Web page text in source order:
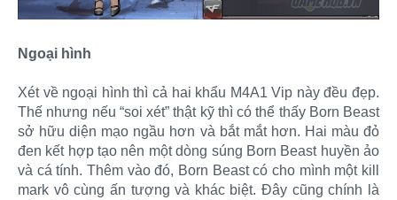
Ngoại hình
Xét về ngoại hình thì cả hai khẩu M4A1 Vip này đều đẹp.
Thế nhưng nếu “soi xét” thật kỹ thì có thể thấy Born Beast
sở hữu diện mạo ngầu hơn và bắt mắt hơn. Hai màu đỏ
đen kết hợp tạo nên một dòng súng Born Beast huyền ảo
và cá tính. Thêm vào đó, Born Beast có cho mình một kill
mark vô cùng ấn tượng và khác biệt. Đây cũng chính là